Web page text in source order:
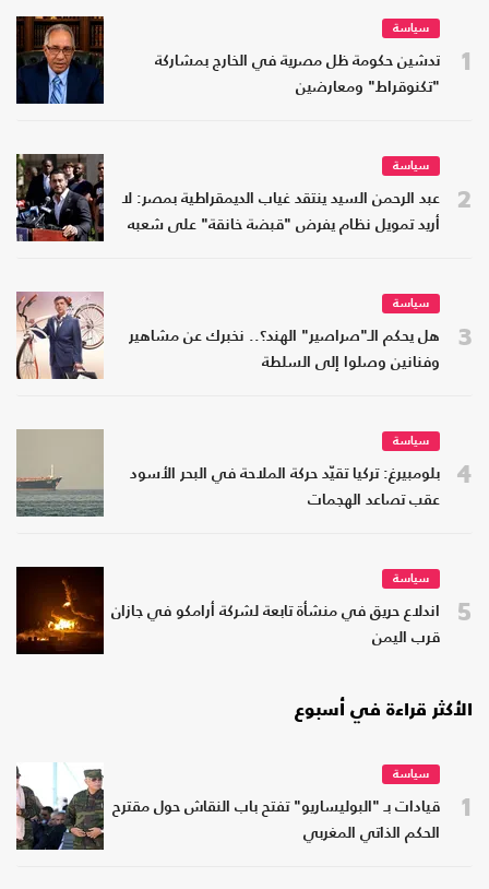
1
سياسة
تدشين حكومة ظل مصرية في الخارج بمشاركة
"تكنوقراط" ومعارضين
2
سياسة
عبد الرحمن السيد ينتقد غياب الديمقراطية بمصر: لا
أريد تمويل نظام يفرض "قبضة خانقة" على شعبه
3
سياسة
هل يحكم الـ"صراصير" الهند؟.. نخبرك عن مشاهير
وفنانين وصلوا إلى السلطة
4
سياسة
بلومبيرغ: تركيا تقيّد حركة الملاحة في البحر الأسود
عقب تصاعد الهجمات
5
سياسة
اندلاع حريق في منشأة تابعة لشركة أرامكو في جازان
قرب اليمن
الأكثر قراءة في أسبوع
1
سياسة
قيادات بـ "البوليساريو" تفتح باب النقاش حول مقترح
الحكم الذاتي المغربي